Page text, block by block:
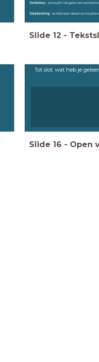
Controleur- Je houdt in de gaten wie wat doet
Creatieveling- Je hebt veel ideeën en houdt
Slide 12 -
Tot slot: wat heb je
Slide 16 - Open